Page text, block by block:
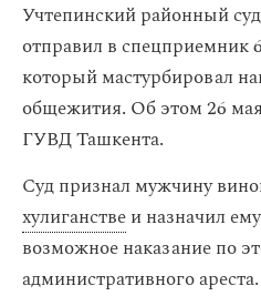
Учтепинский районный
отправил в спецприемник
который мастурбировал
общежития. Об этом 26 мая
ГУВД Ташкента.
Суд признал мужчину
хулиганствеи назначил
возможное наказание по
административного ареста.